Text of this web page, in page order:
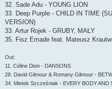
32. Sade Adu - YOUNG LION
33. Deep Purple - CHILD IN TIME
VERSION)
33. Artur Rojek - GRUBY, MAŁY
35. Fisz Emade feat. Mateusz
Out:
11. Céline Dion - DANSONS
28. David Gilmour & Romany Gilmour -
34. Mietek Szcześniak - EVERY BODY AND